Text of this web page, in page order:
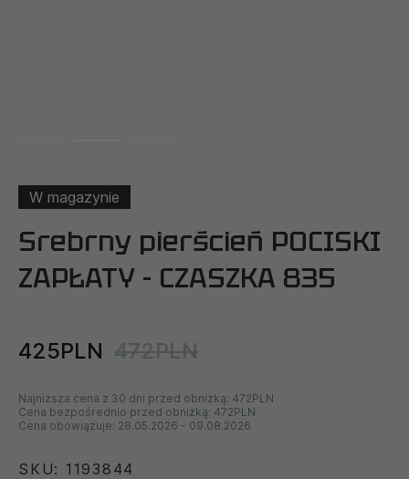
W magazynie
Srebrny pierścień POCISKI
ZAPŁATY - CZASZKA 835
425PLN 472PLN
Najniższa cena z 30 dni przed obniżką: 472PLN
Cena bezpośrednio przed obniżką: 472PLN
Cena obowiązuje: 28.05.2026 - 09.08.2026
SKU: 1193844